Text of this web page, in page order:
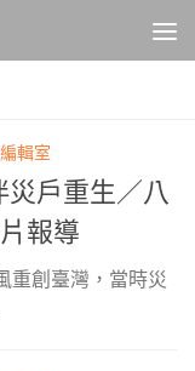
輯室
災戶重生／八
報導
重創臺灣，當時災